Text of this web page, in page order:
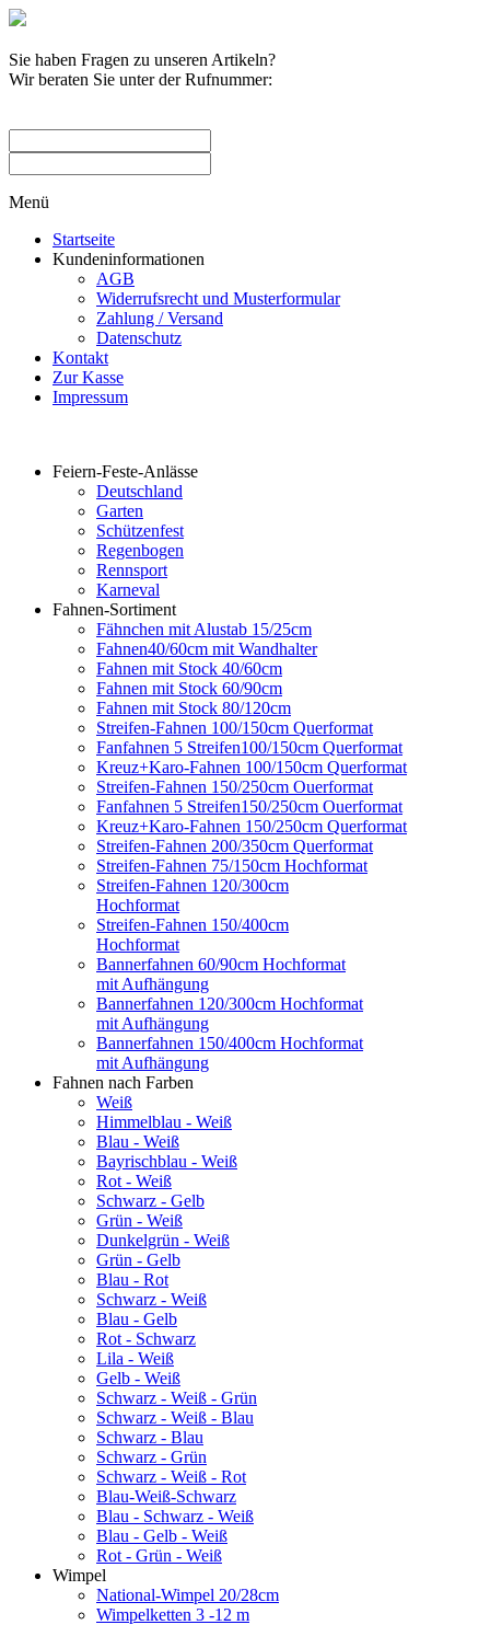
Sie haben Fragen zu unseren Artikeln?
Wir beraten Sie unter der Rufnummer:
Menü
Startseite
Kundeninformationen
AGB
Widerrufsrecht und Musterformular
Zahlung / Versand
Datenschutz
Kontakt
Zur Kasse
Impressum
Feiern-Feste-Anlässe
Deutschland
Garten
Schützenfest
Regenbogen
Rennsport
Karneval
Fahnen-Sortiment
Fähnchen mit Alustab 15/25cm
Fahnen40/60cm mit Wandhalter
Fahnen mit Stock 40/60cm
Fahnen mit Stock 60/90cm
Fahnen mit Stock 80/120cm
Streifen-Fahnen 100/150cm Querformat
Fanfahnen 5 Streifen100/150cm Querformat
Kreuz+Karo-Fahnen 100/150cm Querformat
Streifen-Fahnen 150/250cm Ouerformat
Fanfahnen 5 Streifen150/250cm Ouerformat
Kreuz+Karo-Fahnen 150/250cm Querformat
Streifen-Fahnen 200/350cm Querformat
Streifen-Fahnen 75/150cm Hochformat
Streifen-Fahnen 120/300cm
Hochformat
Streifen-Fahnen 150/400cm
Hochformat
Bannerfahnen 60/90cm Hochformat
mit Aufhängung
Bannerfahnen 120/300cm Hochformat
mit Aufhängung
Bannerfahnen 150/400cm Hochformat
mit Aufhängung
Fahnen nach Farben
Weiß
Himmelblau - Weiß
Blau - Weiß
Bayrischblau - Weiß
Rot - Weiß
Schwarz - Gelb
Grün - Weiß
Dunkelgrün - Weiß
Grün - Gelb
Blau - Rot
Schwarz - Weiß
Blau - Gelb
Rot - Schwarz
Lila - Weiß
Gelb - Weiß
Schwarz - Weiß - Grün
Schwarz - Weiß - Blau
Schwarz - Blau
Schwarz - Grün
Schwarz - Weiß - Rot
Blau-Weiß-Schwarz
Blau - Schwarz - Weiß
Blau - Gelb - Weiß
Rot - Grün - Weiß
Wimpel
National-Wimpel 20/28cm
Wimpelketten 3 -12 m